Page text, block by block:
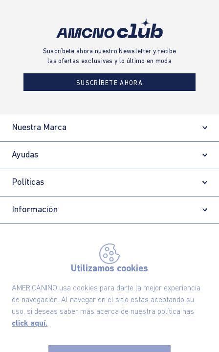
Utilizamos cookies
AMERICANINO usa cookies para darte la mejor experiencia
de navegación. Al navegar en el sitio estas aceptando su
uso, si deseas saber más acerca de nuestra política has
click aquí.
Suscríbete ahora nuestro Newsletter y recibe
las ofertas exclusivas y lo último en moda
SUSCRÍBETE AHORA
Nuestra Marca
Ayudas
Políticas
Información